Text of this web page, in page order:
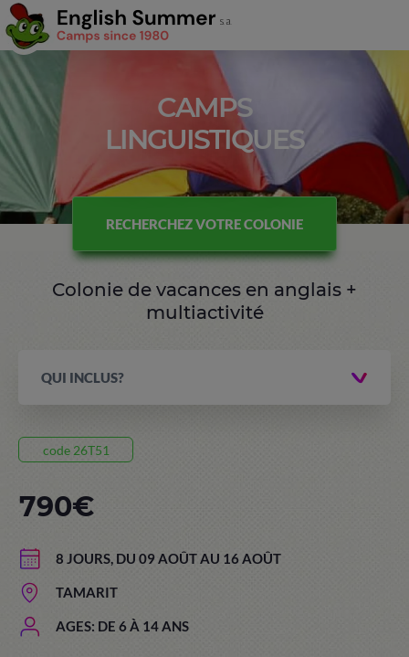
CAMPS
LINGUISTIQUES
RECHERCHEZ VOTRE COLONIE
Colonie de vacances en anglais +
multiactivité
QUI INCLUS?
code 26T51
8 JOURS, DU 09 AOÛT AU 16 AOÛT
TAMARIT
AGES: DE 6 À 14 ANS
790€